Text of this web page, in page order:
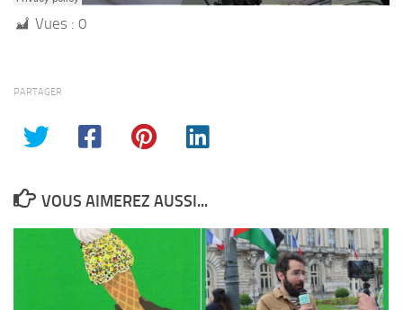
Vues : 0
PARTAGER
VOUS AIMEREZ AUSSI...